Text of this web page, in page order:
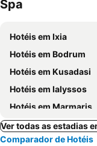
Spa
Hotéis em Ixia
Hotéis em Bodrum
Hotéis em Kusadasi
Hotéis em Ialyssos
Hotéis em Marmaris
Ver todas as estadias
Comparador de Hotéis